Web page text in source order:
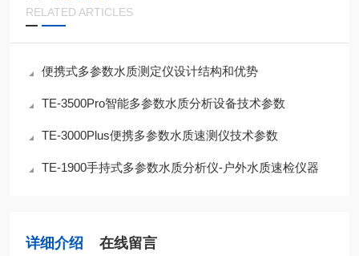
RELATED ARTICLES
便携式多参数水质测定仪设计结构和优势
TE-3500Pro智能多参数水质分析设备技术参数
TE-3000Plus便携多参数水质速测仪技术参数
TE-1900手持式多参数水质分析仪-户外水质速检仪器
详细介绍 在线留言